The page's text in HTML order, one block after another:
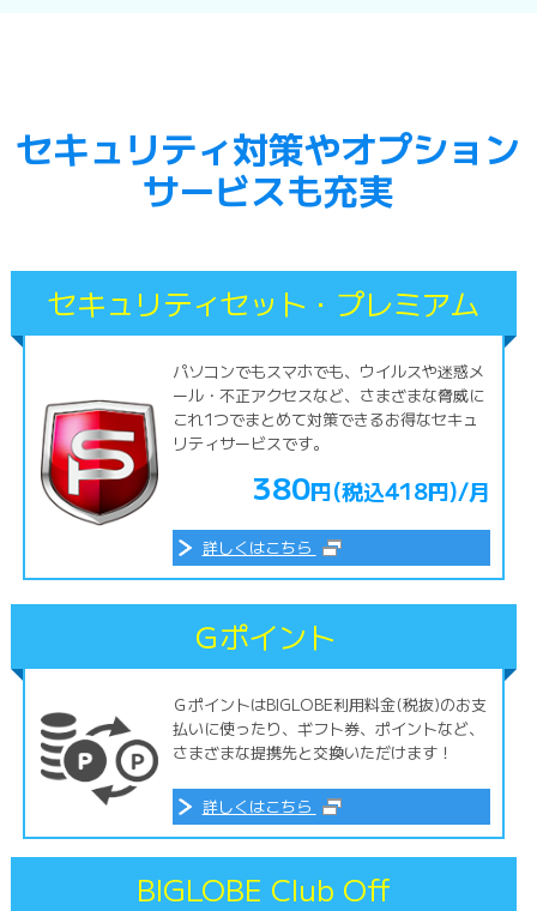
セキュリティ対策やオプション
サービスも充実
セキュリティセット・プレミアム
パソコンでもスマホでも、ウイルスや迷惑メ
ール・不正アクセスなど、さまざまな脅威に
これ1つでまとめて対策できるお得なセキュ
リティサービスです。
380円(税込418円)/月
詳しくはこちら
Ｇポイント
ＧポイントはBIGLOBE利用料金(税抜)のお支
払いに使ったり、ギフト券、ポイントなど、
さまざまな提携先と交換いただけます！
詳しくはこちら
BIGLOBE Club Off